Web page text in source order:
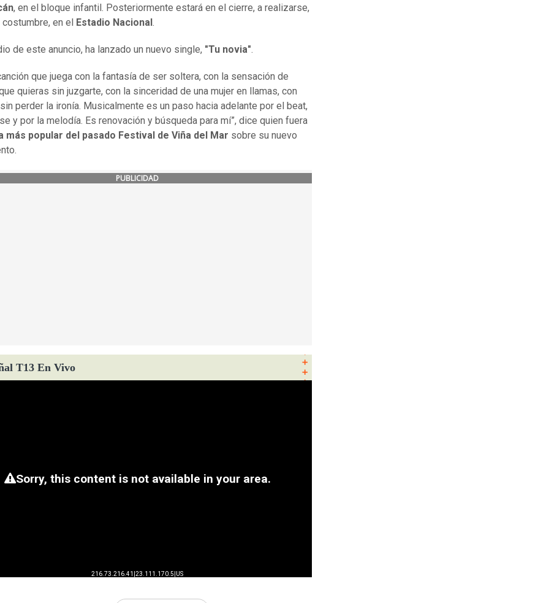
, en el bloque infantil. Posteriormente estará en el cierre, a realizarse,
en el
Estadio Nacional .
de este anuncio, ha lanzado un nuevo single, "Tu novia".
que juega con la fantasía de ser soltera, con la sensación de
quieras sin juzgarte, con la sinceridad de una mujer en llamas, con
perder la ironía. Musicalmente es un paso hacia adelante por el beat,
y por la melodía. Es renovación y búsqueda para mí”, dice quien fuera
más popular del pasado Festival de Viña del Mar sobre su nuevo
PUBLICIDAD
T13 En Vivo